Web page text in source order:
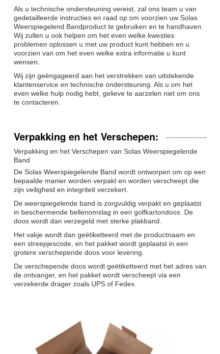
Als u technische ondersteuning vereist, zal ons team u van
gedetailleerde instructies en raad op om voorzien uw Solas
Weerspiegelend Bandproduct te gebruiken en te handhaven.
Wij zullen u ook helpen om het even welke kwesties
problemen oplossen u met uw product kunt hebben en u
voorzien van om het even welke extra informatie u kunt
wensen.
Wij zijn geëngageerd aan het verstrekken van uitstekende
klantenservice en technische ondersteuning. Als u om het
even welke hulp nodig hebt, gelieve te aarzelen niet om ons
te contacteren.
Verpakking en het Verschepen:
Verpakking en het Verschepen van Solas Weerspiegelende
Band
De Solas Weerspiegelende Band wordt ontworpen om op een
bepaalde manier worden verpakt en worden verscheept die
zijn veiligheid en integriteit verzekert.
De weerspiegelende band is zorgvuldig verpakt en geplaatst
in beschermende bellenomslag in een golfkartondoos. De
doos wordt dan verzegeld met sterke plakband.
Het vakje wordt dan geëtiketteerd met de productnaam en
een streepjescode, en het pakket wordt geplaatst in een
grotere verschepende doos voor levering.
De verschepende doos wordt geëtiketteerd met het adres van
de ontvanger, en het pakket wordt verscheept via een
verzekerde drager zoals UPS of Fedex.